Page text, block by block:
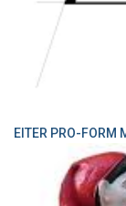
EITER PRO-